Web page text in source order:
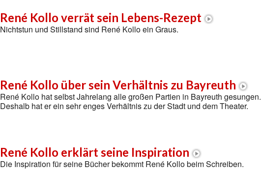
René Kollo verrät sein Lebens-Rezept
Nichtstun und Stillstand sind René Kollo ein Graus.
René Kollo über sein Verhältnis zu Bayreuth
René Kollo hat selbst Jahrelang alle großen Partien in Bayreuth gesungen.
Deshalb hat er ein sehr enges Verhältnis zu der Stadt und dem Theater.
René Kollo erklärt seine Inspiration
Die Inspiration für seine Bücher bekommt René Kollo beim Schreiben.